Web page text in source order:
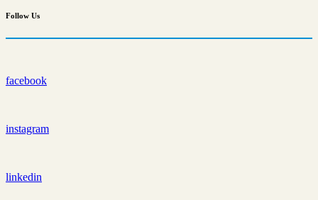
Follow Us
facebook
instagram
linkedin